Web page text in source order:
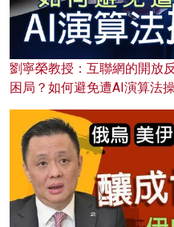
劉寧榮教授：互聯網的開放
困局？如何避免遭AI演算法